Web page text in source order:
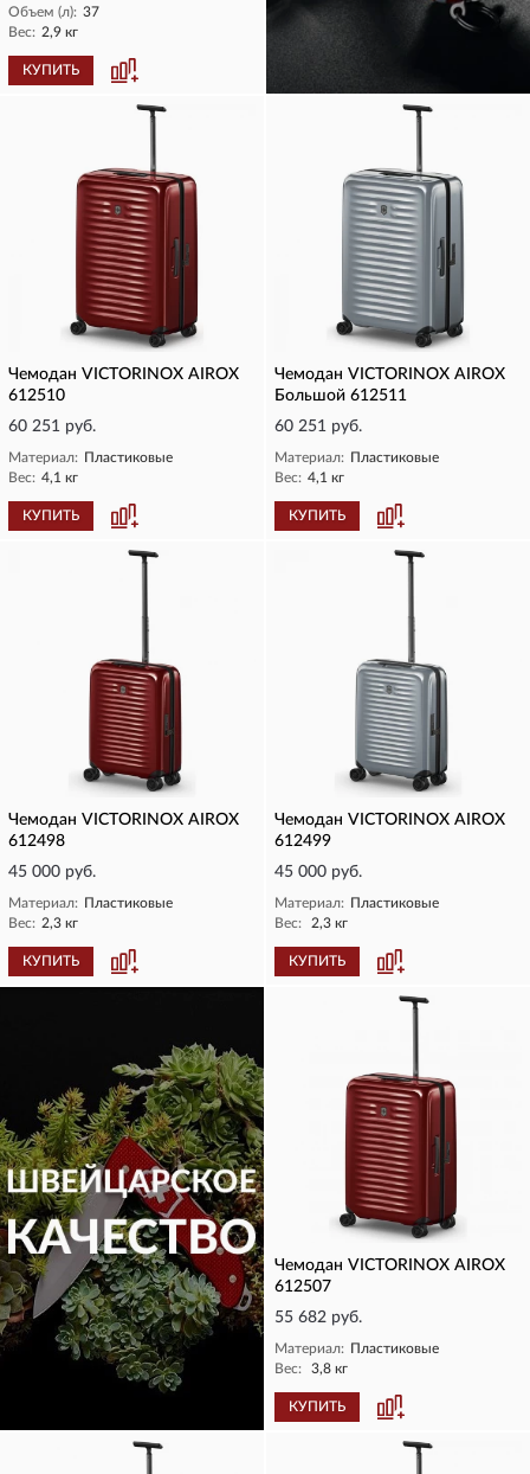
Объем (л): 37
Вес: 2,9 кг
КУПИТЬ КУПИТЬ
Чемодан VICTORINOX AIROX
612510
60 251 руб.
Материал: Пластиковые
Вес: 4,1 кг
КУПИТЬ
Чемодан VICTORINOX AIROX
Большой 612511
60 251 руб.
Материал: Пластиковые
Вес: 4,1 кг
КУПИТЬ
Чемодан VICTORINOX AIROX
612498
45 000 руб.
Материал: Пластиковые
Вес: 2,3 кг
КУПИТЬ
Чемодан VICTORINOX AIROX
612499
45 000 руб.
Материал: Пластиковые
Вес:
2,3 кг
КУПИТЬ
Чемодан VICTORINOX AIROX
612507
55 682 руб.
Материал: Пластиковые
Вес:
3,8 кг
КУПИТЬ